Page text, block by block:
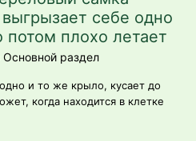
себе одно
плохо летает
Основной раздел
и то же крыло, кусает до
когда находится в клетке
забывает про него, с чем